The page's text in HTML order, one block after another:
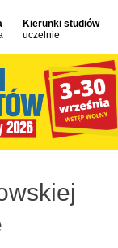
Kierunki studiów
uczelnie